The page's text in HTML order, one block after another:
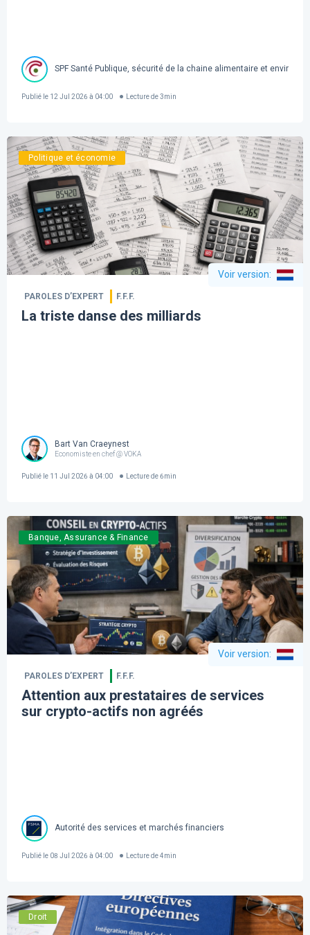
SPF Santé Publique, sécurité de la chaine alimentaire et
Publié le 12 Jul 2026 à 04:00 Lecture de 3min
Politique et économie
Voir version:
PAROLES D’EXPERT F.F.F.
La triste danse des milliards
Bart Van Craeynest
Economiste en chef @ VOKA
Publié le 11 Jul 2026 à 04:00 Lecture de 6min
Banque, Assurance & Finance
Voir version:
PAROLES D’EXPERT F.F.F.
Attention aux prestataires de services
sur crypto-actifs non agréés
Autorité des services et marchés financiers
Publié le 08 Jul 2026 à 04:00 Lecture de 4min
Droit